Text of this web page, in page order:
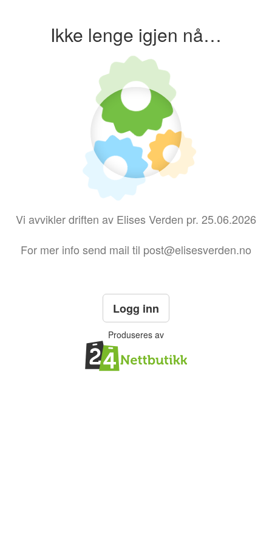
Ikke lenge igjen nå…
Vi avvikler driften av Elises Verden pr. 25.06.2026
For mer info send mail til post@elisesverden.no
Logg inn
Produseres av